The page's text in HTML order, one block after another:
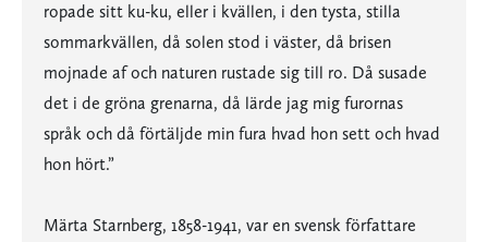
ropade sitt ku-ku, eller i kvällen, i den tysta, stilla
sommarkvällen, då solen stod i väster, då brisen
mojnade af och naturen rustade sig till ro. Då susade
det i de gröna grenarna, då lärde jag mig furornas
språk och då förtäljde min fura hvad hon sett och hvad
hon hört.”
Märta Starnberg, 1858-1941, var en svensk författare